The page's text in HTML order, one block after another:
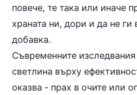
повече, те така или иначе
храната ни, дори и да не
добавка.
Съвременните
светлина върху
оказва - прах в очите или